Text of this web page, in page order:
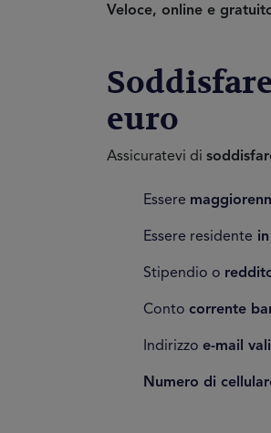
Veloce, online e
euro
Assicuratevi di
Essere
Essere residente
Stipendio o
Conto corrente
Indirizzo e-mail
Numero di